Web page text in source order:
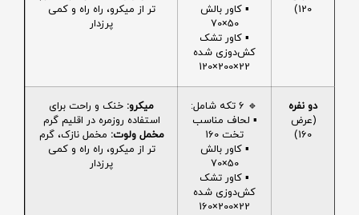
120)
▪️ کاور بالش
50×70
▪️ کاور تشک
کش‌دوزی شده
22×200×120
تر از میکرو، راه راه و کمی
پرزدار
دو نفره
(عرض
160)
🔹 6 تکه شامل:
▪️ لحاف مناسب
تخت 160
▪️ کاور بالش
50×70
▪️ کاور تشک
کش‌دوزی شده
22×200×160
میکرو: خنک و راحت برای
استفاده روزمره در اقلیم گرم
مخمل ولوت: مخمل نازک، گرم
تر از میکرو، راه راه و کمی
پرزدار